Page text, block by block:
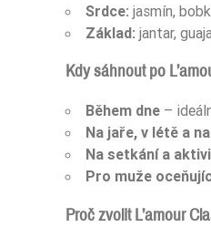
Srdce: jasmín,
Základ: jantar,
Kdy sáhnout po
Během dne –
Na jaře, v létě a
Na setkání a
Pro muže
Proč zvolit L’amour